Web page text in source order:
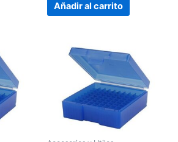
Añadir al carrito